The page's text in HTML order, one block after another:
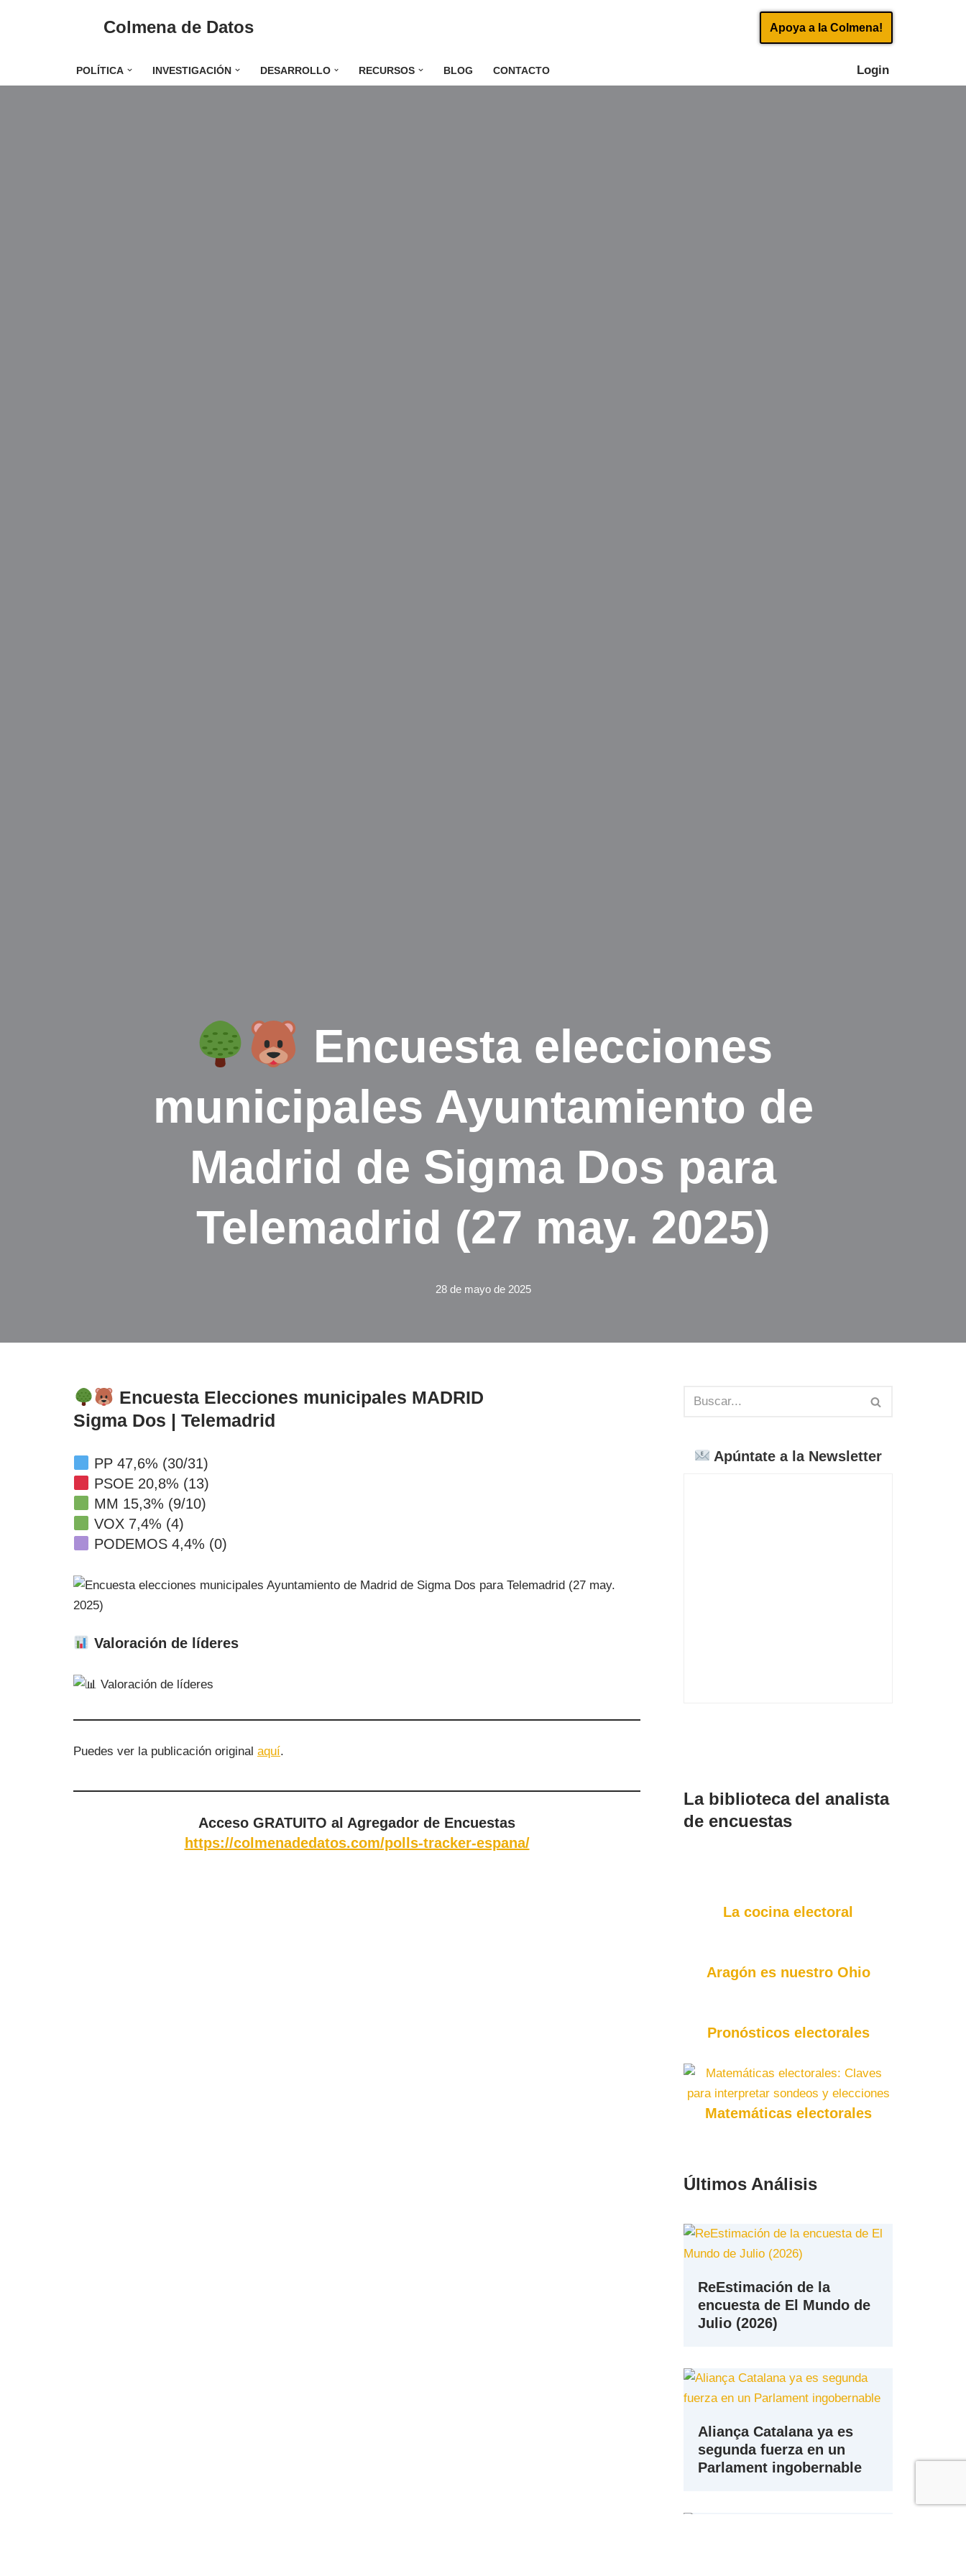
Colmena de Datos Apoya a la Colmena!
POLÍTICA INVESTIGACIÓN DESARROLLO RECURSOS BLOG CONTACTO Login
Encuesta elecciones
municipales Ayuntamiento de
Madrid de Sigma Dos para
Telemadrid (27 may. 2025)
28 de mayo de 2025
Encuesta Elecciones municipales MADRID
Sigma Dos | Telemadrid
PP 47,6% (30/31)
PSOE 20,8% (13)
MM 15,3% (9/10)
VOX 7,4% (4)
PODEMOS 4,4% (0)
Valoración de líderes
Puedes ver la publicación original aquí.
Acceso GRATUITO al Agregador de Encuestas
https://colmenadedatos.com/polls-tracker-espana/
Apúntate a la Newsletter
La biblioteca del analista
de encuestas
La cocina electoral
Aragón es nuestro Ohio
Pronósticos electorales
Matemáticas electorales
Últimos Análisis
ReEstimación de la
encuesta de El Mundo de
Julio (2026)
Aliança Catalana ya es
segunda fuerza en un
Parlament ingobernable